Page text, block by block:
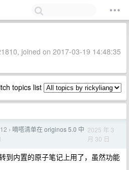
joined on 2017-03-19 14:48:35
topics list
› 嘀嗒清单在 originos 5.0 中 2025 年 3
月 30 日
到内置的原子笔记上用了，虽然功能